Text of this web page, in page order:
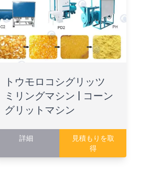
トウモロコシグリッツ
ミリングマシン | コーン
グリットマシン
詳細
見積もりを取
得